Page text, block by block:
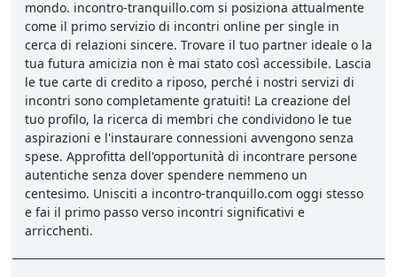
mondo. incontro-tranquillo.com si posiziona attualmente
come il primo servizio di incontri online per single in
cerca di relazioni sincere. Trovare il tuo partner ideale o la
tua futura amicizia non è mai stato così accessibile. Lascia
le tue carte di credito a riposo, perché i nostri servizi di
incontri sono completamente gratuiti! La creazione del
tuo profilo, la ricerca di membri che condividono le tue
aspirazioni e l'instaurare connessioni avvengono senza
spese. Approfitta dell'opportunità di incontrare persone
autentiche senza dover spendere nemmeno un
centesimo. Unisciti a incontro-tranquillo.com oggi stesso
e fai il primo passo verso incontri significativi e
arricchenti.